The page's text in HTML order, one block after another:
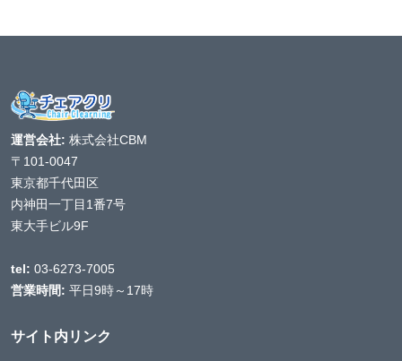
運営会社: 株式会社CBM
〒101-0047
東京都千代田区
内神田一丁目1番7号
東大手ビル9F
tel: 03-6273-7005
営業時間: 平日9時～17時
サイト内リンク